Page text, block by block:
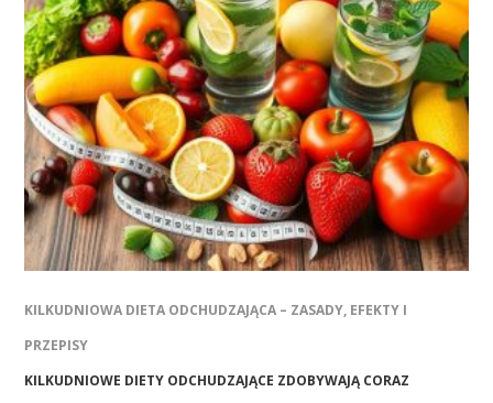
KILKUDNIOWA DIETA ODCHUDZAJĄCA – ZASADY, EFEKTY I
PRZEPISY
KILKUDNIOWE DIETY ODCHUDZAJĄCE ZDOBYWAJĄ CORAZ